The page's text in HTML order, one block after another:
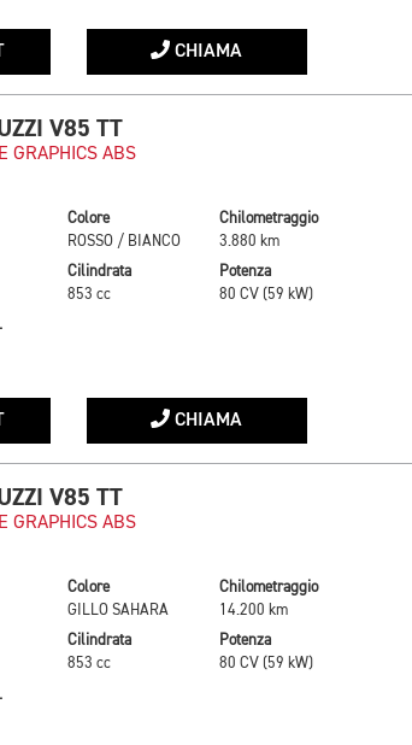
CHIAMA
V85 TT
GRAPHICS ABS
Colore
ROSSO / BIANCO
Chilometraggio
3.880 km
Cilindrata
853 cc
Potenza
80 CV (59 kW)
CHIAMA
V85 TT
GRAPHICS ABS
Colore
GILLO SAHARA
Chilometraggio
14.200 km
Cilindrata
853 cc
Potenza
80 CV (59 kW)